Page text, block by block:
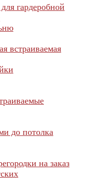
гардеробной
встраиваемая
до потолка
на заказ